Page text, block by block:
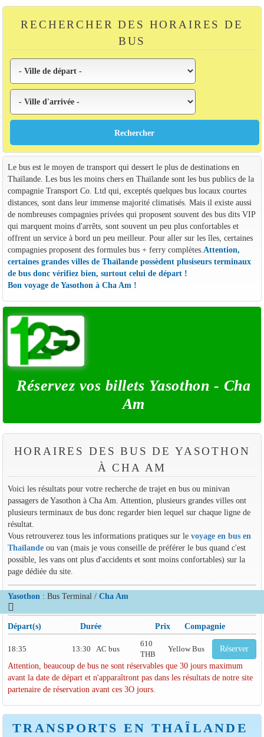
RECHERCHER DES HORAIRES DE
BUS
Le bus est le moyen de transport qui dessert le plus de destinations en
Thaïlande. Les bus les moins chers en Thaïlande sont les bus publics de la
compagnie Transport Co. Ltd qui, exceptés quelques bus locaux courtes
distances, sont dans leur immense majorité climatisés. Mais il existe aussi
de nombreuses compagnies privées qui proposent souvent des bus dits VIP
qui marquent moins d'arrêts, sont souvent un peu plus confortables et
offrent un service à bord un peu meilleur. Pour aller sur les îles, certaines
compagnies proposent des formules bus + ferry complètes. Attention,
certaines grandes villes de Thaïlande possèdent plusiseurs terminaux
de bus donc vérifiez bien, surtout celui de départ !
Bon voyage de Yasothon à Cha Am !
Réservez vos billets Yasothon - Cha
Am
HORAIRES DES BUS DE YASOTHON
À CHA AM
Voici les résultats pour votre recherche de trajet en bus ou minivan
passagers de Yasothon à Cha Am. Attention, plusieurs grandes villes ont
plusieurs terminaux de bus donc regarder bien lequel sur chaque ligne de
résultat.
Vous retrouverez tous les informations pratiques sur le voyage en bus en
Thaïlandeou van (mais je vous conseille de préférer le bus quand c'est
possible, les vans ont plus d'accidents et sont moins confortables) sur la
page dédiée du site.
Yasothon : Bus Terminal / Cha Am
Départ(s) Durée Prix Compagnie
18:35 13:30 AC bus
610
THB
Yellow Bus Réserver
Attention, beaucoup de bus ne sont réservables que 30 jours maximum
avant la date de départ et n'apparaîtront pas dans les résultats de notre site
partenaire de réservation avant ces 3O jours.
TRANSPORTS EN THAÏLANDE